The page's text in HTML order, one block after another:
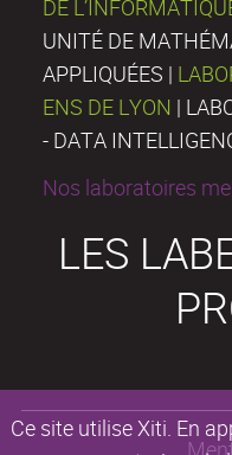
Ce site utilise Xiti. En
DE
UNITÉ DE
APPLIQUÉES |
ENS DE LYON |
- DATA
Nos laboratoires
LES